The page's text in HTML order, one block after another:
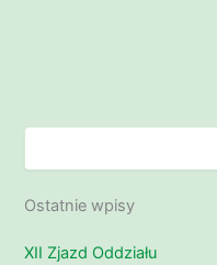
Ostatnie wpisy
XII Zjazd Oddziału